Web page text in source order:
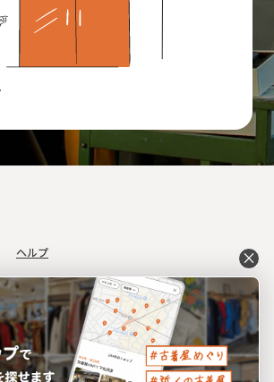
close
ヘルプ
利用規約
プライバシーポリシー
特定商取引法に基づく表記
運営会社